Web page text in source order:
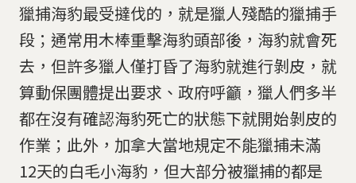
獵捕海豹最受撻伐的，就是獵人殘酷的獵捕手
段；通常用木棒重擊海豹頭部後，海豹就會死
去，但許多獵人僅打昏了海豹就進行剝皮，就
算動保團體提出要求、政府呼籲，獵人們多半
都在沒有確認海豹死亡的狀態下就開始剝皮的
作業；此外，加拿大當地規定不能獵捕未滿
12天的白毛小海豹，但大部分被獵捕的都是